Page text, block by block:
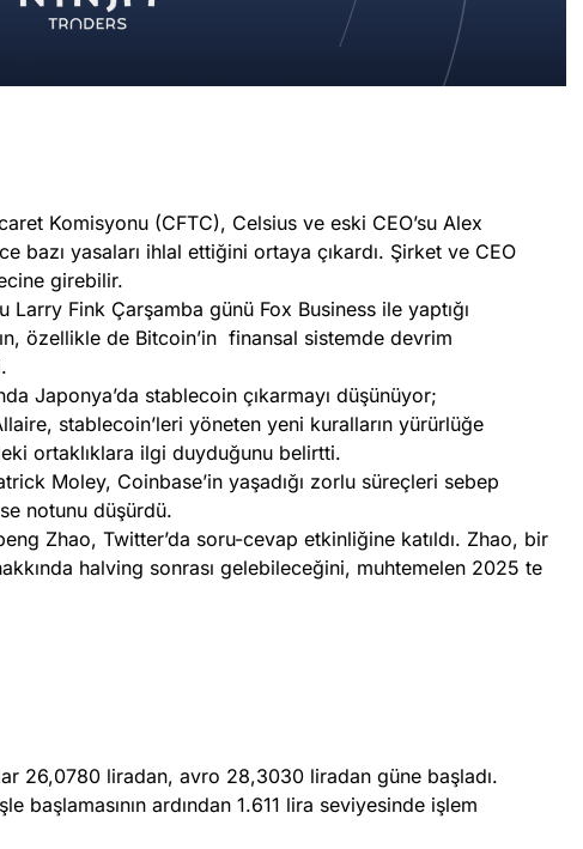
Komisyonu (CFTC), Celsius ve eski CEO’su Alex
bazı yasaları ihlal ettiğini ortaya çıkardı. Şirket ve CEO
girebilir.
Larry Fink Çarşamba günü Fox Business ile yaptığı
özellikle de Bitcoin’in finansal sistemde devrim
Japonya’da stablecoin çıkarmayı düşünüyor;
stablecoin’leri yöneten yeni kuralların yürürlüğe
ortaklıklara ilgi duyduğunu belirtti.
Moley, Coinbase’in yaşadığı zorlu süreçleri sebep
notunu düşürdü.
Zhao, Twitter’da soru-cevap etkinliğine katıldı. Zhao, bir
halving sonrası gelebileceğini, muhtemelen 2025 te
26,0780 liradan, avro 28,3030 liradan güne başladı.
başlamasının ardından 1.611 lira seviyesinde işlem